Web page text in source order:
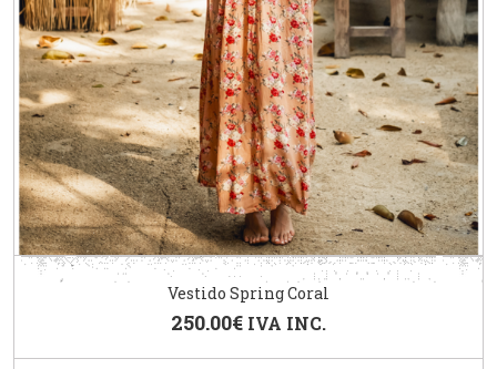
Vestido Spring Coral
250.00€ IVA INC.